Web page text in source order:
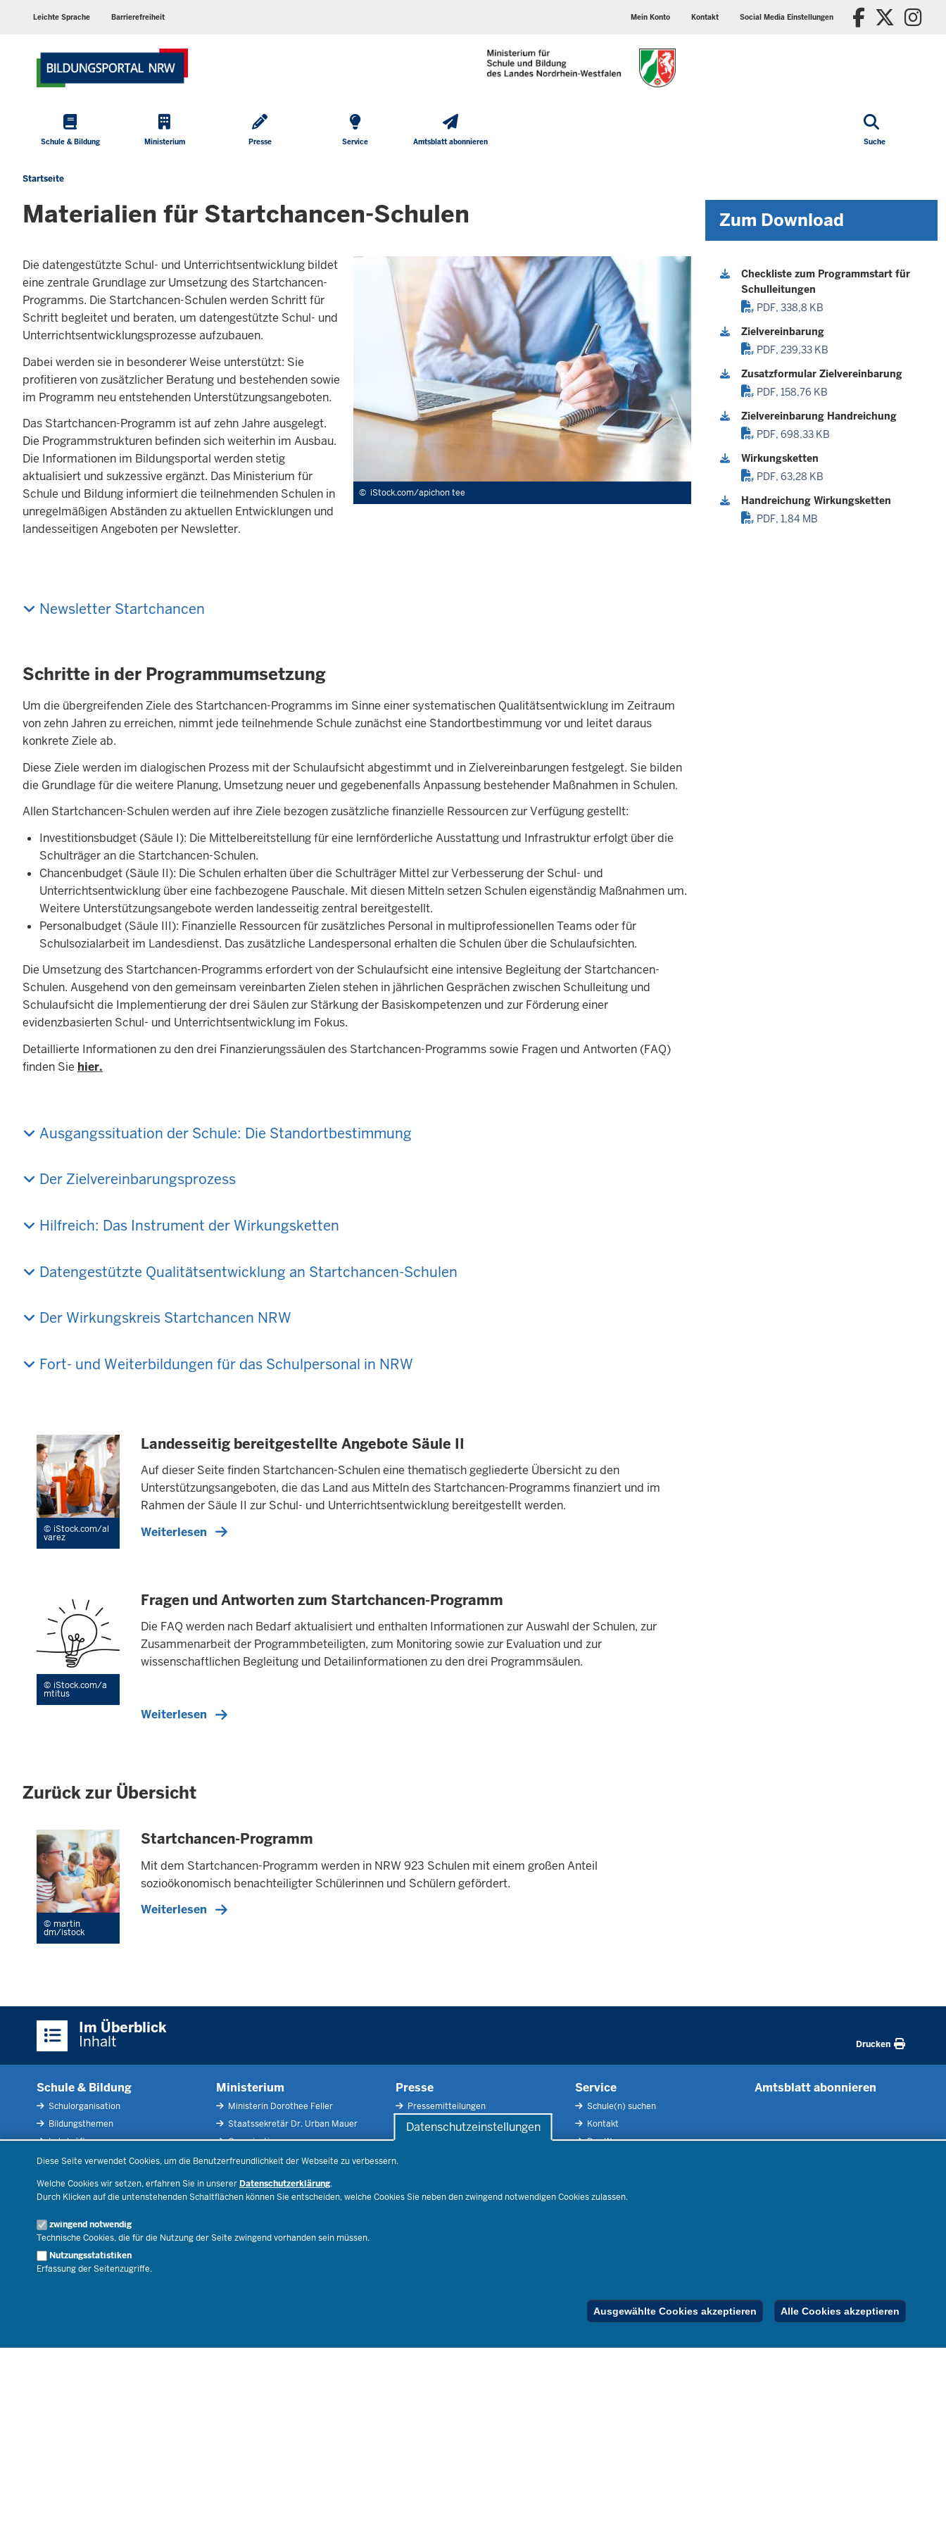
Datenschutzeinstellungen
Diese Seite verwendet Cookies, um die Benutzerfreundlichkeit der Webseite zu verbessern.
Welche Cookies wir setzen, erfahren Sie in unserer Datenschutzerklärung.
Durch Klicken auf die untenstehenden Schaltflächen können Sie entscheiden, welche Cookies Sie neben den zwingend notwendigen Cookies zulassen.
zwingend notwendig
Technische Cookies, die für die Nutzung der Seite zwingend vorhanden sein müssen.
Nutzungsstatistiken
Erfassung der Seitenzugriffe.
Ausgewählte Cookies akzeptieren Alle Cookies akzeptieren
Sprachen
Leichte Sprache Barrierefreiheit
TopMein Konto Kontakt
media
Social Media Einstellungen X/
Hauptmenü
Schule & Bildung Ministerium Presse Service Amtsblatt abonnieren Suche
Sie
sich
Startseite
Materialien für Startchancen-Schulen
© iStock.com/apichon tee
Die datengestützte Schul- und Unterrichtsentwicklung bildet
eine zentrale Grundlage zur Umsetzung des Startchancen-
Programms. Die Startchancen-Schulen werden Schritt für
Schritt begleitet und beraten, um datengestützte Schul- und
Unterrichtsentwicklungsprozesse aufzubauen.
Dabei werden sie in besonderer Weise unterstützt: Sie
profitieren von zusätzlicher Beratung und bestehenden sowie
im Programm neu entstehenden Unterstützungsangeboten.
Das Startchancen-Programm ist auf zehn Jahre ausgelegt.
Die Programmstrukturen befinden sich weiterhin im Ausbau.
Die Informationen im Bildungsportal werden stetig
aktualisiert und sukzessive ergänzt. Das Ministerium für
Schule und Bildung informiert die teilnehmenden Schulen in
unregelmäßigen Abständen zu aktuellen Entwicklungen und
landesseitigen Angeboten per Newsletter.
Newsletter Startchancen
Schritte in der Programmumsetzung
Um die übergreifenden Ziele des Startchancen-Programms im Sinne einer systematischen Qualitätsentwicklung im Zeitraum
von zehn Jahren zu erreichen, nimmt jede teilnehmende Schule zunächst eine Standortbestimmung vor und leitet daraus
konkrete Ziele ab.
Diese Ziele werden im dialogischen Prozess mit der Schulaufsicht abgestimmt und in Zielvereinbarungen festgelegt. Sie bilden
die Grundlage für die weitere Planung, Umsetzung neuer und gegebenenfalls Anpassung bestehender Maßnahmen in Schulen.
Allen Startchancen-Schulen werden auf ihre Ziele bezogen zusätzliche finanzielle Ressourcen zur Verfügung gestellt:
Investitionsbudget (Säule I): Die Mittelbereitstellung für eine lernförderliche Ausstattung und Infrastruktur erfolgt über die
Schulträger an die Startchancen-Schulen.
Chancenbudget (Säule II): Die Schulen erhalten über die Schulträger Mittel zur Verbesserung der Schul- und
Unterrichtsentwicklung über eine fachbezogene Pauschale. Mit diesen Mitteln setzen Schulen eigenständig Maßnahmen um.
Weitere Unterstützungsangebote werden landesseitig zentral bereitgestellt.
Personalbudget (Säule III): Finanzielle Ressourcen für zusätzliches Personal in multiprofessionellen Teams oder für
Schulsozialarbeit im Landesdienst. Das zusätzliche Landespersonal erhalten die Schulen über die Schulaufsichten.
Die Umsetzung des Startchancen-Programms erfordert von der Schulaufsicht eine intensive Begleitung der Startchancen-
Schulen. Ausgehend von den gemeinsam vereinbarten Zielen stehen in jährlichen Gesprächen zwischen Schulleitung und
Schulaufsicht die Implementierung der drei Säulen zur Stärkung der Basiskompetenzen und zur Förderung einer
evidenzbasierten Schul- und Unterrichtsentwicklung im Fokus.
Detaillierte Informationen zu den drei Finanzierungssäulen des Startchancen-Programms sowie Fragen und Antworten (FAQ)
finden Sie hier.
Ausgangssituation der Schule: Die Standortbestimmung
Der Zielvereinbarungsprozess
Hilfreich: Das Instrument der Wirkungsketten
Datengestützte Qualitätsentwicklung an Startchancen-Schulen
Der Wirkungskreis Startchancen NRW
Fort- und Weiterbildungen für das Schulpersonal in NRW
iStock.com/al
varez
Landesseitig bereitgestellte Angebote Säule II
Auf dieser Seite finden Startchancen-Schulen eine thematisch gegliederte Übersicht zu den
Unterstützungsangeboten, die das Land aus Mitteln des Startchancen-Programms finanziert und im
Rahmen der Säule II zur Schul- und Unterrichtsentwicklung bereitgestellt werden.
Weiterlesen
iStock.com/a
mtitus
Fragen und Antworten zum Startchancen-Programm
Die FAQ werden nach Bedarf aktualisiert und enthalten Informationen zur Auswahl der Schulen, zur
Zusammenarbeit der Programmbeteiligten, zum Monitoring sowie zur Evaluation und zur
wissenschaftlichen Begleitung und Detailinformationen zu den drei Programmsäulen.
Weiterlesen
Zurück zur Übersicht
martin
dm/istock
Startchancen-Programm
Mit dem Startchancen-Programm werden in NRW 923 Schulen mit einem großen Anteil
sozioökonomisch benachteiligter Schülerinnen und Schülern gefördert.
Weiterlesen
Zum Download
Checkliste zum Programmstart für
Schulleitungen
PDF, 338,8 KB
Zielvereinbarung
PDF, 239,33 KB
Zusatzformular Zielvereinbarung
PDF, 158,76 KB
Zielvereinbarung Handreichung
PDF, 698,33 KB
Wirkungsketten
PDF, 63,28 KB
Handreichung Wirkungsketten
PDF, 1,84 MB
Im Überblick
Inhalt Drucken
Schule & Bildung
Schulorganisation
Bildungsthemen
Lehrkräfte
Recht
Ministerium
Ministerin Dorothee Feller
Staatssekretär Dr. Urban Mauer
Organisation
Open Government
Veranstaltungen
Presse
Pressemitteilungen
Pressefotos
Service
Schule(n) suchen
Kontakt
Der Weg zu uns
RSS-Feed
Amtsblatt abonnieren
Inhalt Impressum Datenschutz